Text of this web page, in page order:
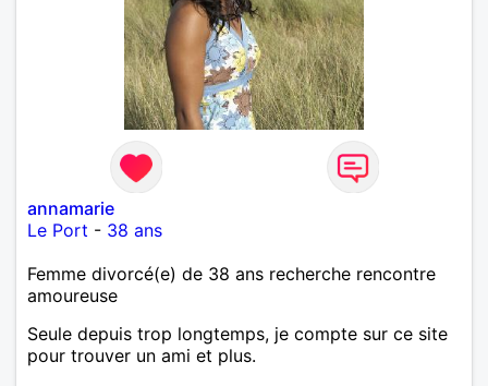
annamarie
Le Port - 38 ans
Femme divorcé(e) de 38 ans recherche rencontre
amoureuse
Seule depuis trop longtemps, je compte sur ce site
pour trouver un ami et plus.